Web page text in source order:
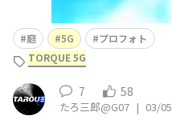
庭 5G
プロフォト
TORQUE 5G
7 58
たろ三郎@G07 | 03/05